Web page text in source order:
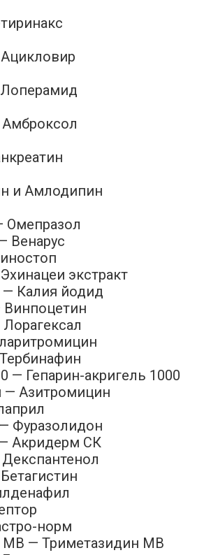
и Амлодипин
Омепразол
Венарус
экстракт
Калия йодид
— Гепарин-акригель 1000
Азитромицин
Фуразолидон
Акридерм СК
норм
— Триметазидин МВ